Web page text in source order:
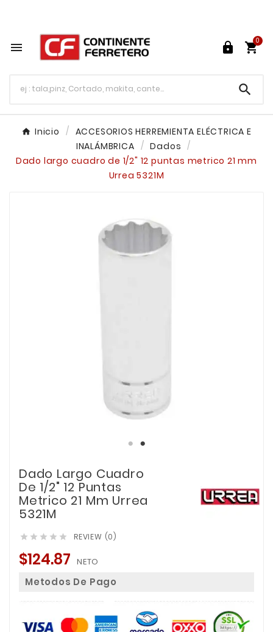
  
0

Inicio
ACCESORIOS HERREMIENTA ELÉCTRICA E
INALÁMBRICA
Dados
Dado largo cuadro de 1/2" 12 puntas metrico 21 mm
Urrea 5321M
Dado Largo Cuadro
De 1/2" 12 Puntas
Metrico 21 Mm Urrea
5321M
     REVIEW (0)
$124.87 NETO
Metodos De Pago